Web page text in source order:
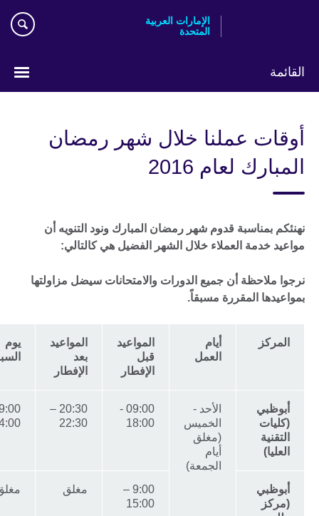
الإمارات العربية
المتحدة
عملنا خلال شهر رمضان
لعام 2016
بمناسبة قدوم شهر رمضان المبارك ونود التنويه أن
خدمة العملاء خلال الشهر الفضيل هي كالتالي:
ملاحظة أن جميع الدورات والامتحانات سيضل مزاولتها
المقررة مسبقاً.
المركز
المواعيد
الإفطار
المواعيد
الإفطار
السبت
أبوظبي
(كليات
التقنية
الخميس
(مغلق
الجمعة)
09:00 -
18:00
20:30 –
22:30
9:00 –
14:00
أبوظبي
(مركز
9:00 –
15:00